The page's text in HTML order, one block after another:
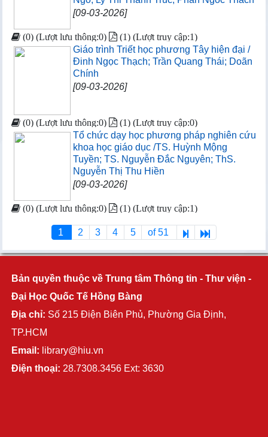
[09-03-2026]
(0) (Lượt lưu thông:0) (1) (Lượt truy cập:1)
Giáo trình Triết học phương Tây hiện đại /
Đinh Ngọc Thạch; Trần Quang Thái; Doãn
Chính
[09-03-2026]
(0) (Lượt lưu thông:0) (1) (Lượt truy cập:0)
Tổ chức dạy học phương pháp nghiên cứu
khoa học giáo dục /TS. Huỳnh Mộng
Tuyền; TS. Nguyễn Đắc Nguyên; ThS.
Nguyễn Thị Thu Hiền
[09-03-2026]
(0) (Lượt lưu thông:0) (1) (Lượt truy cập:1)
1 2 3 4 5 of 51
Bản quyền thuộc về Trung tâm Thông tin - Thư viện -
Đại Học Quốc Tế Hồng Bàng
Địa chỉ: Số 215 Điện Biên Phủ, Phường Gia Định,
TP.HCM
Email: library@hiu.vn
Điện thoại: 28.7308.3456 Ext: 3630